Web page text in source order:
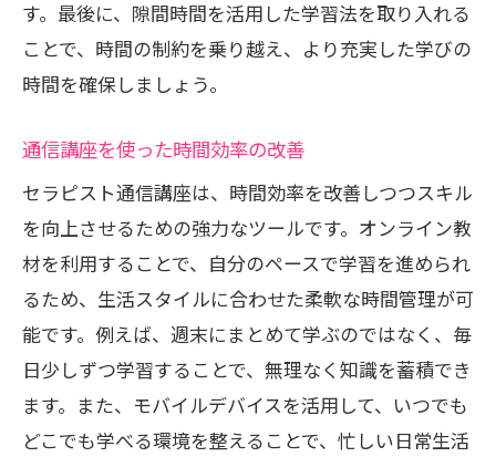
す。最後に、隙間時間を活用した学習法を取り入れる
ことで、時間の制約を乗り越え、より充実した学びの
時間を確保しましょう。
通信講座を使った時間効率の改善
セラピスト通信講座は、時間効率を改善しつつスキル
を向上させるための強力なツールです。オンライン教
材を利用することで、自分のペースで学習を進められ
るため、生活スタイルに合わせた柔軟な時間管理が可
能です。例えば、週末にまとめて学ぶのではなく、毎
日少しずつ学習することで、無理なく知識を蓄積でき
ます。また、モバイルデバイスを活用して、いつでも
どこでも学べる環境を整えることで、忙しい日常生活